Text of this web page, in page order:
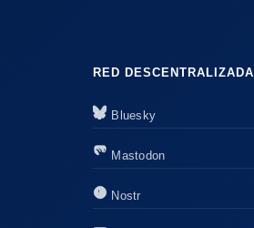
RED DESCENTRALIZADA
Bluesky
Mastodon
Nostr